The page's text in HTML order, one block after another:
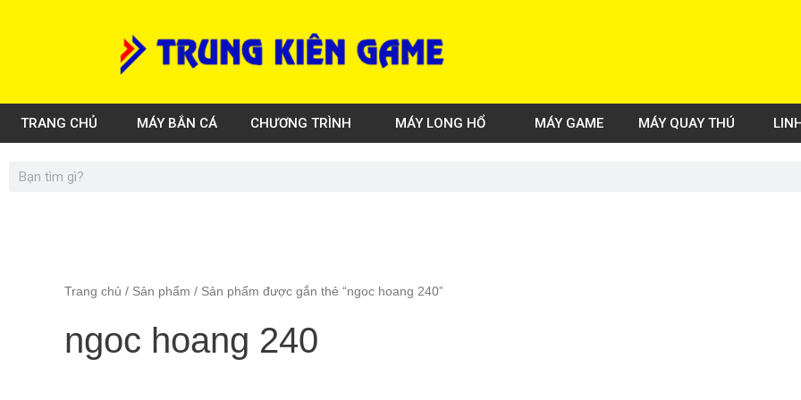
TRANG CHỦ MÁY BẮN CÁ CHƯƠNG TRÌNH MÁY LONG HỔ MÁY GAME MÁY QUAY THÚ
Search
Trang chủ / Sản phẩm / Sản phẩm được gắn thẻ “ngoc hoang 240”
ngoc hoang 240